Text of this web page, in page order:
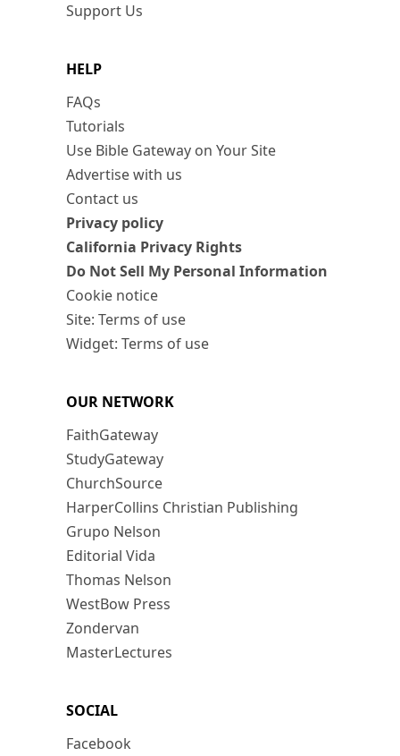
Support Us
HELP
FAQs
Tutorials
Use Bible Gateway on Your Site
Advertise with us
Contact us
Privacy policy
California Privacy Rights
Do Not Sell My Personal Information
Cookie notice
Site: Terms of use
Widget: Terms of use
OUR NETWORK
FaithGateway
StudyGateway
ChurchSource
HarperCollins Christian Publishing
Grupo Nelson
Editorial Vida
Thomas Nelson
WestBow Press
Zondervan
MasterLectures
SOCIAL
Facebook